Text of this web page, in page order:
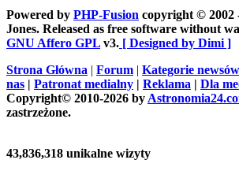
Powered by PHP-Fusion copyright © 2002
Jones. Released as free software without
GNU Affero GPL v3. [ Designed by Dimi ]
Strona Główna | Forum | Kategorie newsów
nas | Patronat medialny | Reklama | Dla
Copyright© 2010-2026 by
zastrzeżone.
43,836,318 unikalne wizyty